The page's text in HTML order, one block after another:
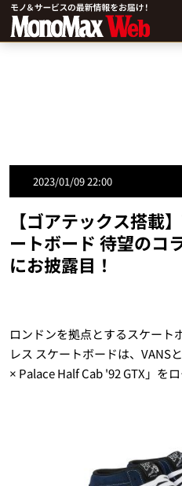
2023/01/09 22:00
【ゴアテックス搭載
ートボード 待望のコ
にお披露目！
ロンドンを拠点とするスケート
レス スケートボードは、VANS
× Palace Half Cab '92 GTX」をロ